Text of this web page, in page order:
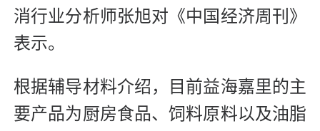
消行业分析师张旭对《中国经济周刊》
表示。
根据辅导材料介绍，目前益海嘉里的主
要产品为厨房食品、饲料原料以及油脂